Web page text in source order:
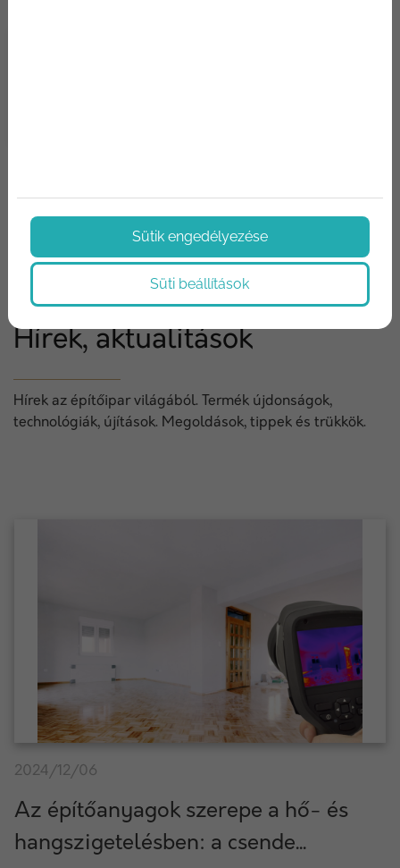
RÉSZLETEK
Hírek, aktualitások
Hírek az építőipar világából. Termék újdonságok,
technológiák, újítások. Megoldások, tippek és trükkök.
2024/12/06
Az építőanyagok szerepe a hő- és
hangszigetelésben: a csende...
Sütik engedélyezése
Süti beállítások